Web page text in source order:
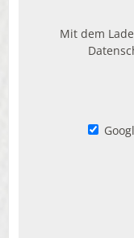
Mit dem